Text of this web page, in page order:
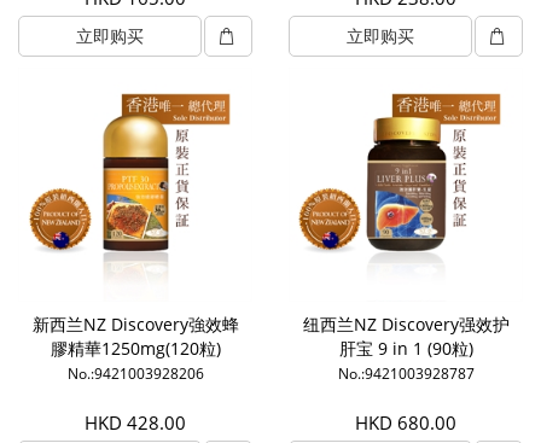
立即购买 立即购买
新西兰NZ Discovery強效蜂
膠精華1250mg(120粒)
No.:9421003928206
HKD 428.00
纽西兰NZ Discovery强效护
肝宝 9 in 1 (90粒)
No.:9421003928787
HKD 680.00